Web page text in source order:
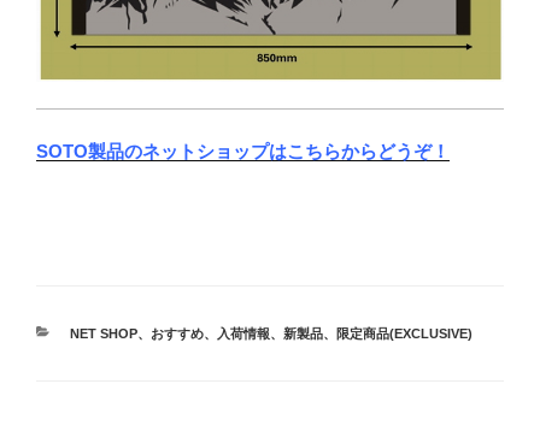
SOTO製品のネットショップはこちらからどうぞ！
カ
NET SHOP、 おすすめ、 入荷情報、 新製品、 限定商品(EXCLUSIVE)